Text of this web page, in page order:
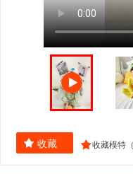
To view this video
supports HTML5 video
收藏 收藏模特（